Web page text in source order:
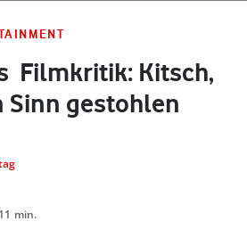
Filmkritik: Kitsch,
Sinn gestohlen
11 min.